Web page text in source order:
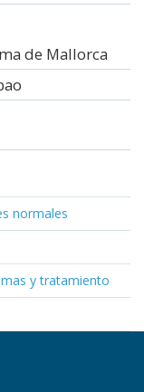
de Mallorca
normales
y tratamiento